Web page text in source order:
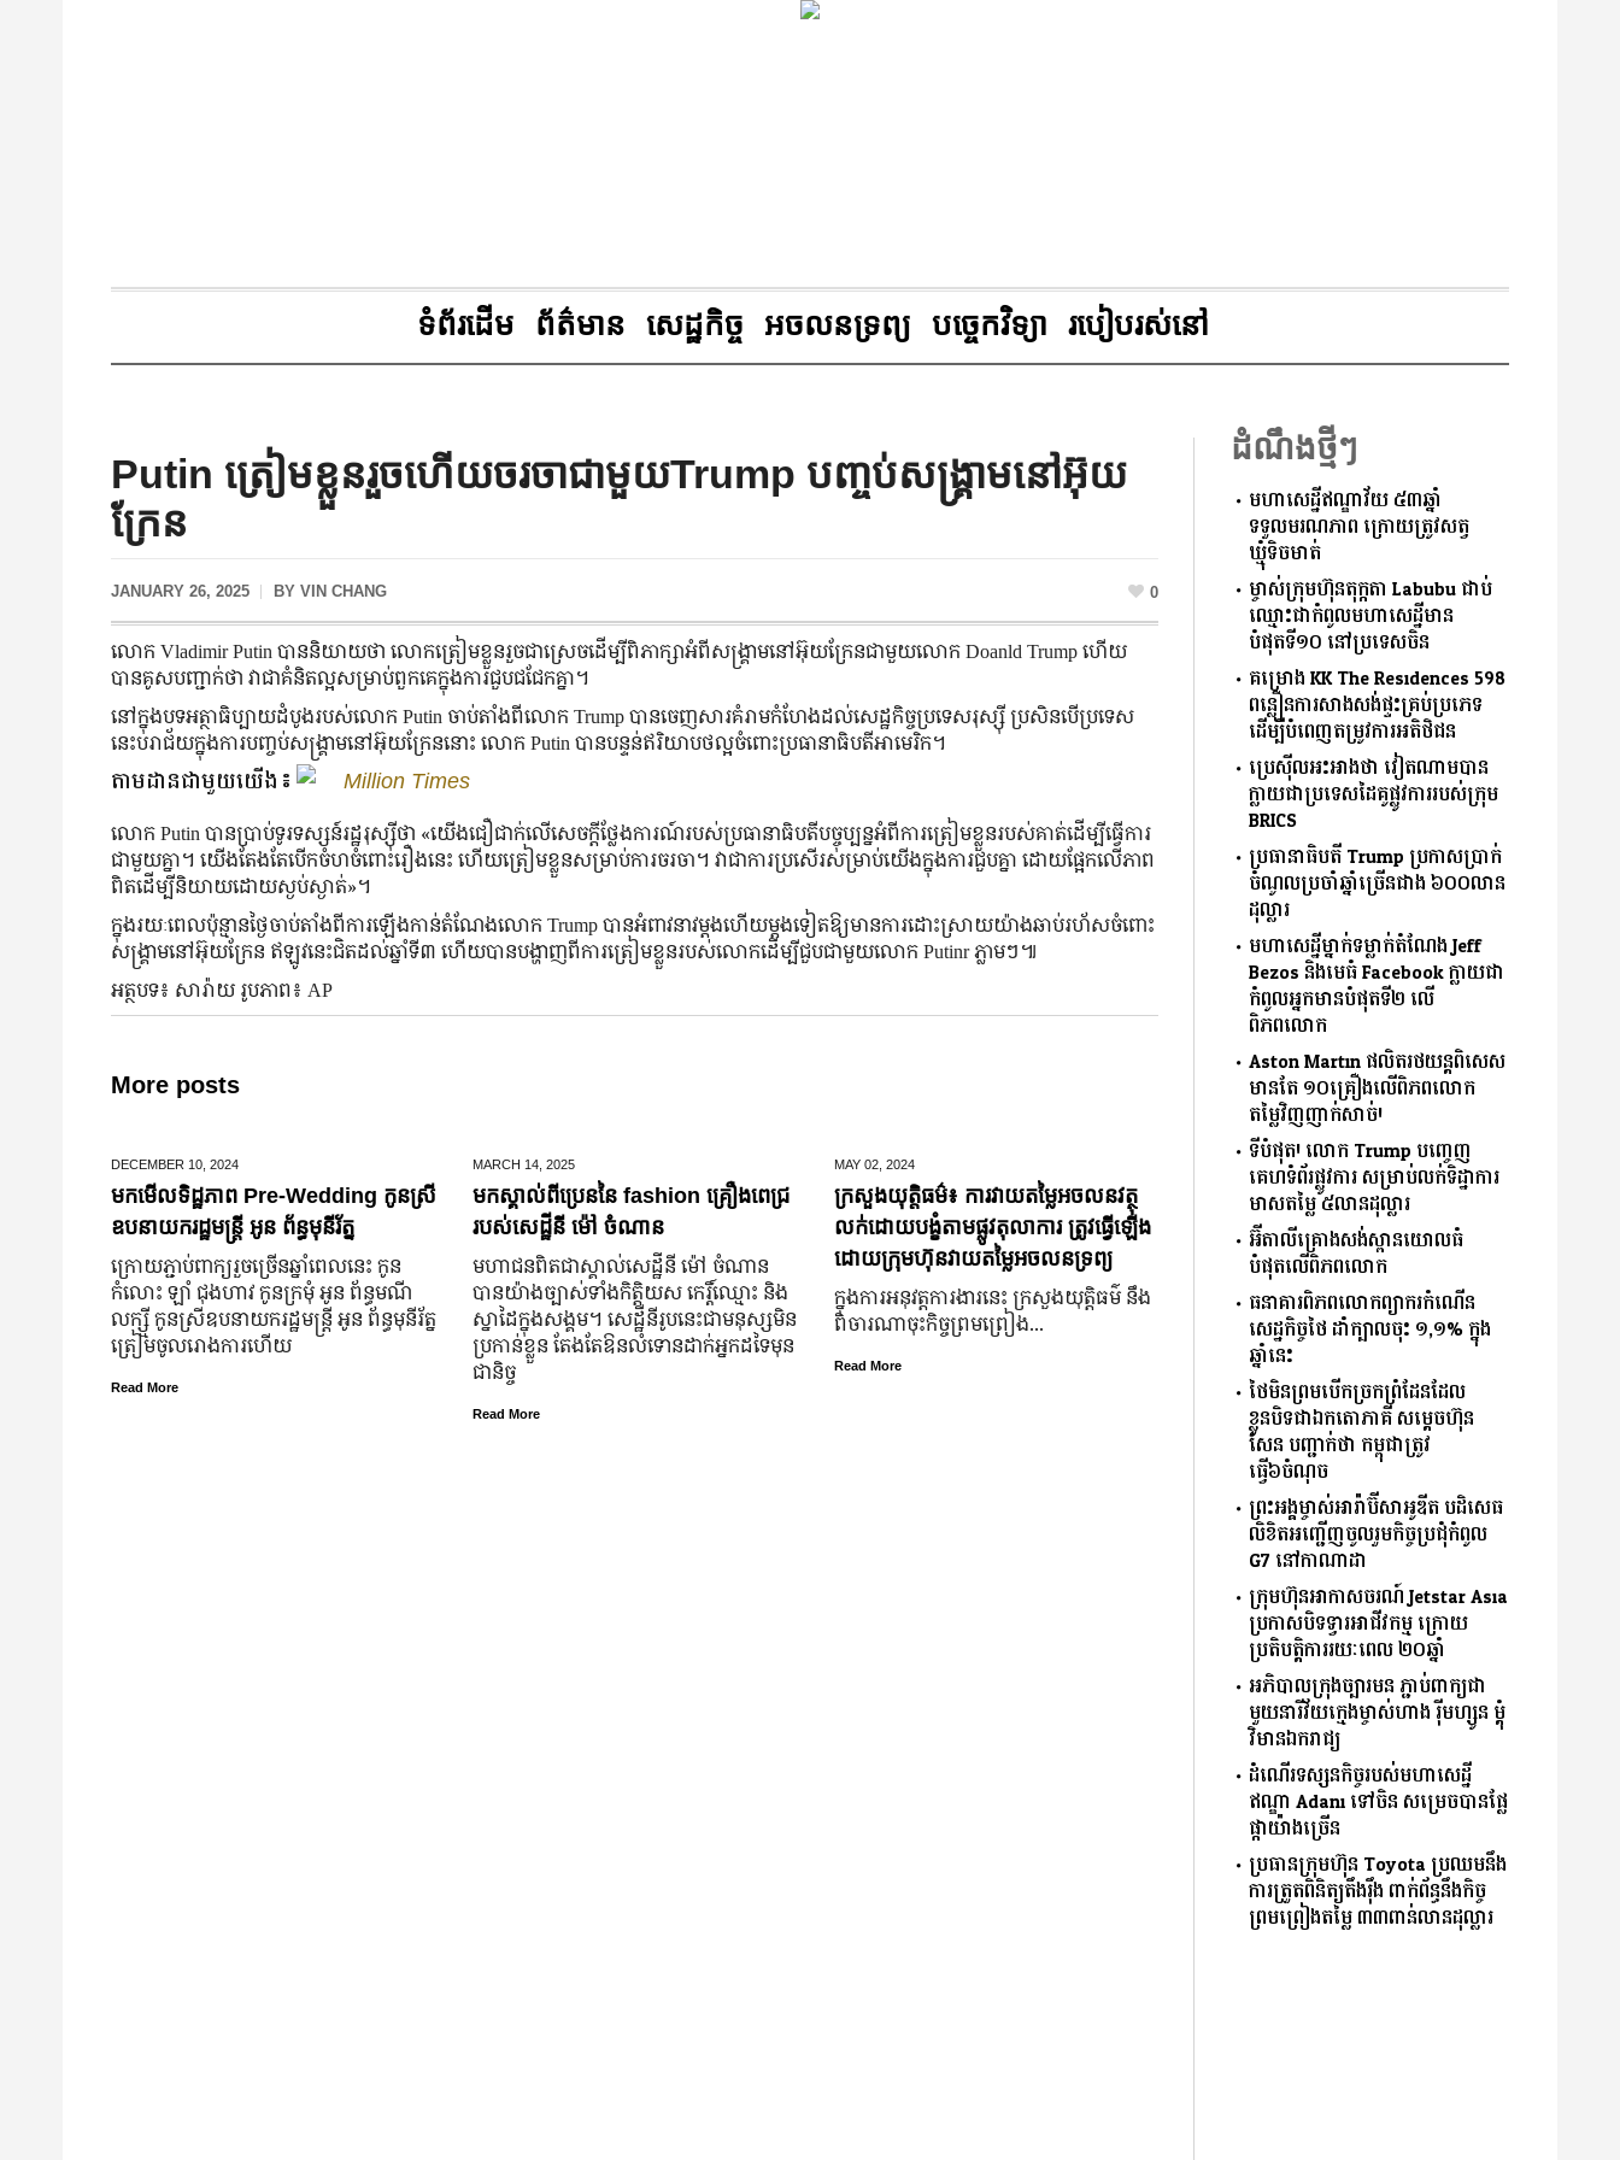
ទំព័រដើម ព័ត៌មាន សេដ្ឋកិច្ច អចលនទ្រព្យ បច្ចេកវិទ្យា របៀបរស់នៅ
Putin ត្រៀមខ្លួនរួចហើយចរចា​ជាមួយ​Trump បញ្ចប់សង្រ្គាម​នៅអ៊ុយ
ក្រែន
JANUARY 26, 2025 BY VIN CHANG 0
លោក Vladimir Putin បាននិយាយថា លោកត្រៀមខ្លួនរួចជាស្រេចដើម្បីពិភាក្សាអំពីសង្រ្គាមនៅអ៊ុយក្រែនជាមួយលោក Doanld Trump ហើយ
បានគូសបញ្ជាក់ថា វាជាគំនិតល្អសម្រាប់ពួកគេក្នុងការជួបជជែកគ្នា។
នៅក្នុងបទអត្ថាធិប្បាយដំបូងរបស់លោក Putin ចាប់តាំងពីលោក Trump បានចេញសារគំរាមកំហែងដល់សេដ្ឋកិច្ចប្រទេសរុស្ស៊ី ប្រសិនបើប្រទេស
នេះបរាជ័យក្នុងការបញ្ចប់សង្រ្គាមនៅអ៊ុយក្រែននោះ លោក Putin បានបន្ទន់ឥរិយាបថល្អចំពោះប្រធានាធិបតីអាមេរិក។
តាមដានជាមួយយើង៖ Million Times
លោក Putin បានប្រាប់ទូរទស្សន៍រដ្ឋរុស្ស៊ីថា «យើងជឿជាក់លើសេចក្តីថ្លែងការណ៍របស់ប្រធានាធិបតីបច្ចុប្បន្នអំពីការត្រៀមខ្លួនរបស់គាត់ដើម្បីធ្វើការ
ជាមួយគ្នា។ យើងតែងតែបើកចំហចំពោះរឿងនេះ ហើយត្រៀមខ្លួនសម្រាប់ការចរចា។ វា​ជា​ការ​ប្រសើរ​សម្រាប់​យើង​ក្នុង​ការ​ជួប​គ្នា ដោយ​ផ្អែក​លើ​ភាព​
ពិត​ដើម្បី​និយាយ​ដោយ​ស្ងប់ស្ងាត់»។
ក្នុងរយៈពេលប៉ុន្មានថ្ងៃចាប់តាំងពីការឡើងកាន់តំណែងលោក Trump បានអំពាវនាវម្តងហើយម្តងទៀតឱ្យមានការដោះស្រាយយ៉ាងឆាប់រហ័សចំពោះ
សង្គ្រាមនៅអ៊ុយក្រែន ឥឡូវនេះជិតដល់ឆ្នាំទី៣ ហើយបានបង្ហាញពីការត្រៀមខ្លួនរបស់លោកដើម្បីជួបជាមួយលោក Putinr ភ្លាមៗ៕
អត្ថបទ៖ សារ៉ាយ រូបភាព៖ AP
More posts
DECEMBER 10, 2024
មកមើលទិដ្ឋភាព Pre-Wedding កូនស្រី
ឧបនាយករដ្ឋមន្រ្តី អូន ព័ន្ធមុនីរ័ត្ន
ក្រោយ​ភ្ជាប់​ពាក្យ​រួច​ច្រើន​ឆ្នាំ​ពេលនេះ កូន
កំលោះ ឡាំ ជុងហាវ កូនក្រមុំ អូន ព័ន្ធមណី
លក្ស្មី កូនស្រី​ឧបនាយករដ្ឋមន្ត្រី អូន ព័ន្ធមុនីរ័ត្ន
ត្រៀម​ចូល​រោងការ​ហើយ
Read More
MARCH 14, 2025
មកស្គាល់ពីប្រេននៃ​ fashion គ្រឿងពេជ្រ
របស់សេដ្ឋីនី ម៉ៅ ចំណាន
មហាជន​ពិតជា​ស្គាល់​សេដ្ឋី​នី ម៉ៅ ចំណាន
បាន​យ៉ាង​ច្បាស់​ទាំង​កិត្តិយស កេរ្តិ៍ឈ្មោះ និង​
ស្នាដៃ​ក្នុង​សង្គម។ សេដ្ឋី​នី​រូប​នេះ​ជា​មនុស្ស​មិន​
ប្រកាន់​ខ្លួន តែងតែ​ឱនលំទោន​ដាក់​អ្នក​ដទៃ​មុន​
ជានិច្ច
Read More
MAY 02, 2024
ក្រសួងយុត្តិធម៌៖ ការវាយតម្លៃអចលនវត្ថុ
លក់ដោយបង្ខំតាមផ្លូវតុលាការ ត្រូវធ្វើឡើង
ដោយក្រុមហ៊ុនវាយតម្លៃអចលនទ្រព្យ
ក្នុងការអនុវត្តការងារនេះ ក្រសួងយុត្តិធម៌ នឹង
ពិចារណាចុះកិច្ចព្រមព្រៀង...
Read More
ដំណឹងថ្មីៗ
មហាសេដ្ឋីឥណ្ឌាវ័យ ៥៣ឆ្នាំ
ទទួលមរណភាព ក្រោយត្រូវសត្វ
ឃ្មុំទិចមាត់
ម្ចាស់ក្រុមហ៊ុនតុក្កតា Labubu ជាប់
ឈ្មោះជាកំពូលមហាសេដ្ឋីមាន
បំផុតទី១០ នៅប្រទេសចិន
គម្រោង KK The Residences 598
ពន្លឿនការសាងសង់ផ្ទះគ្រប់ប្រភេទ
ដើម្បីបំពេញតម្រូវការអតិថិជន
ប្រេស៊ីលអះអាងថា វៀតណាមបាន
ក្លាយជាប្រទេសដៃគូផ្លូវការរបស់ក្រុម
BRICS
ប្រធានាធិបតី Trump ប្រកាសប្រាក់
ចំណូលប្រចាំឆ្នាំច្រើនជាង ៦០០លាន
ដុល្លារ
មហាសេដ្ឋីម្នាក់ទម្លាក់តំណែង Jeff
Bezos និងមេធំ Facebook ក្លាយជា
កំពូលអ្នកមានបំផុតទី២ លើ
ពិភពលោក
Aston Martin ផលិតរថយន្តពិសេស
មានតែ ១០គ្រឿងលើពិភពលោក
តម្លៃវិញញាក់សាច់!
ទីបំផុត! លោក Trump បញ្ចេញ
គេហទំព័រផ្លូវការ សម្រាប់លក់ទិដ្ឋាការ
មាសតម្លៃ ៥លានដុល្លារ
អ៊ីតាលីគ្រោងសង់ស្ពានយោលធំ
បំផុតលើពិភពលោក
ធនាគារពិភពលោកព្យាករកំណើន
សេដ្ឋកិច្ចថៃ ដាំក្បាលចុះ ១,១% ក្នុង
ឆ្នាំនេះ
ថៃមិនព្រមបើកច្រកព្រំដែនដែល
ខ្លួនបិទជាឯកតោភាគី សម្តេចហ៊ុន
សែន បញ្ជាក់ថា កម្ពុជាត្រូវ
ធ្វើ៦ចំណុច
ព្រះអង្គម្ចាស់អារ៉ាប៊ីសាអូឌីត បដិសេធ
លិខិតអញ្ជើញចូលរួមកិច្ចប្រជុំកំពូល
G7 នៅកាណាដា
ក្រុមហ៊ុនអាកាសចរណ៍ Jetstar Asia
ប្រកាសបិទទ្វារអាជីវកម្ម ក្រោយ
ប្រតិបត្តិការរយៈពេល ២០ឆ្នាំ
អភិបាលក្រុងច្បារមន ភ្ជាប់ពាក្យជា
មួយនារីវ័យក្មេងម្ចាស់ហាង រ៉ីមហ្សូន ម្តុំ
វិមានឯករាជ្យ
ដំណើរទស្សនកិច្ចរបស់មហាសេដ្ឋី
ឥណ្ឌា Adani ទៅចិន សម្រេចបានផ្លែ
ផ្កាយ៉ាងច្រើន
ប្រធានក្រុមហ៊ុន Toyota ប្រឈមនឹង
ការត្រួតពិនិត្យតឹងរ៉ឹង ពាក់ព័ន្ធនឹងកិច្ច
ព្រមព្រៀងតម្លៃ ៣៣ពាន់លានដុល្លារ